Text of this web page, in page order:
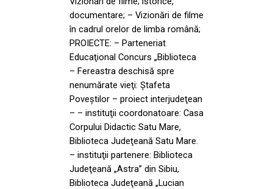
documentare; – Vizionări de filme
în cadrul orelor de limba română;
PROIECTE: – Parteneriat
Educaţional Concurs „Biblioteca
– Fereastra deschisă spre
nenumărate vieţi: Ştafeta
Poveştilor – proiect interjudeţean
– – instituţii coordonatoare: Casa
Corpului Didactic Satu Mare,
Biblioteca Judeţeană Satu Mare.
– instituţii partenere: Biblioteca
Judeţeană „Astra” din Sibiu,
Biblioteca Judeţeană „Lucian